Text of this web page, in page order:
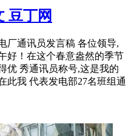
豆丁网
厂通讯员发言稿 各位领导,
好！在这个春意盎然的季节
优 秀通讯员称号,这是我的
此我 代表发电部27名班组通